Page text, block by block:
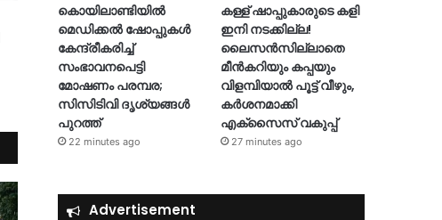
കൊയിലാണ്ടിയിൽ
മെഡിക്കൽ ഷോപ്പുകൾ
കേന്ദ്രീകരിച്ച്
സംഭാവനപെട്ടി
മോഷണം പരമ്പര;
സിസിടിവി ദൃശ്യങ്ങൾ
പുറത്ത്
22 minutes ago
കള്ള് ഷാപ്പുകാരുടെ കളി
ഇനി നടക്കില്ല!
ലൈസൻസില്ലാതെ
മീൻകറിയും കപ്പയും
വിളമ്പിയാൽ പൂട്ട് വീഴും,
കര്‍ശനമാക്കി
എക്‌സൈസ് വകുപ്പ്
27 minutes ago
Advertisement